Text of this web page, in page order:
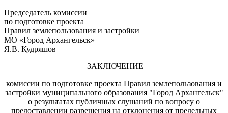
Председатель комиссии
по подготовке проекта
Правил землепользования и застройки
МО «Город Архангельск»
Я.В. Кудряшов
ЗАКЛЮЧЕНИЕ
комиссии по подготовке проекта Правил землепользования и
застройки муниципального образования "Город Архангельск"
о результатах публичных слушаний по вопросу о
предоставлении разрешения на отклонения от предельных